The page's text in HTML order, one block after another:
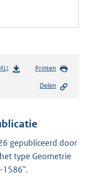
b
n
s
r
o
Printen
Delen
gepubliceerd door
type Geometrie
1586".